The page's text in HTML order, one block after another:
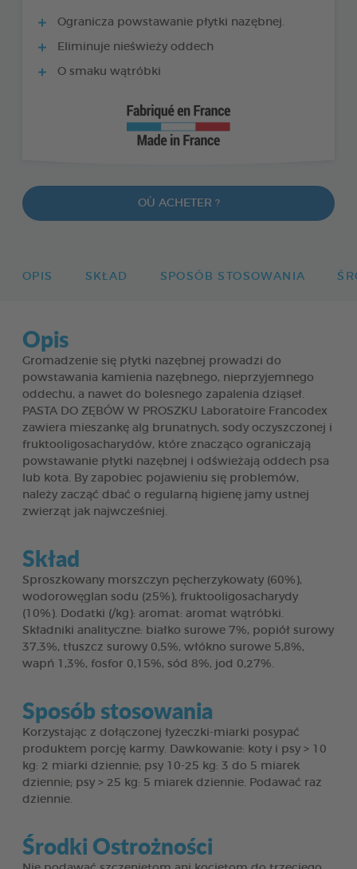
Ogranicza powstawanie płytki nazębnej.
Eliminuje nieświeży oddech
O smaku wątróbki
OÙ ACHETER ?
OPIS SKŁAD SPOSÓB STOSOWANIA
Opis
Gromadzenie się płytki nazębnej prowadzi do
powstawania kamienia nazębnego, nieprzyjemnego
oddechu, a nawet do bolesnego zapalenia dziąseł.
PASTA DO ZĘBÓW W PROSZKU Laboratoire Francodex
zawiera mieszankę alg brunatnych, sody oczyszczonej i
fruktooligosacharydów, które znacząco ograniczają
powstawanie płytki nazębnej i odświeżają oddech psa
lub kota. By zapobiec pojawieniu się problemów,
należy zacząć dbać o regularną higienę jamy ustnej
zwierząt jak najwcześniej.
Skład
Sproszkowany morszczyn pęcherzykowaty (60%),
wodorowęglan sodu (25%), fruktooligosacharydy
(10%). Dodatki (/kg): aromat: aromat wątróbki.
Składniki analityczne: białko surowe 7%, popiół surowy
37,3%, tłuszcz surowy 0,5%, włókno surowe 5,8%,
wapń 1,3%, fosfor 0,15%, sód 8%, jod 0,27%.
Sposób stosowania
Korzystając z dołączonej łyżeczki-miarki posypać
produktem porcję karmy. Dawkowanie: koty i psy > 10
kg: 2 miarki dziennie; psy 10-25 kg: 3 do 5 miarek
dziennie; psy > 25 kg: 5 miarek dziennie. Podawać raz
dziennie.
Środki Ostrożności